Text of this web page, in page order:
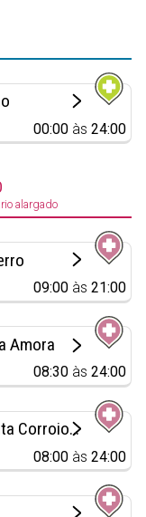
00:00 às24:00
alargado
09:00 às21:00
Amora
08:30 às24:00
Farmácia Reis Barata Corroios - Parque Luso
08:00 às24:00